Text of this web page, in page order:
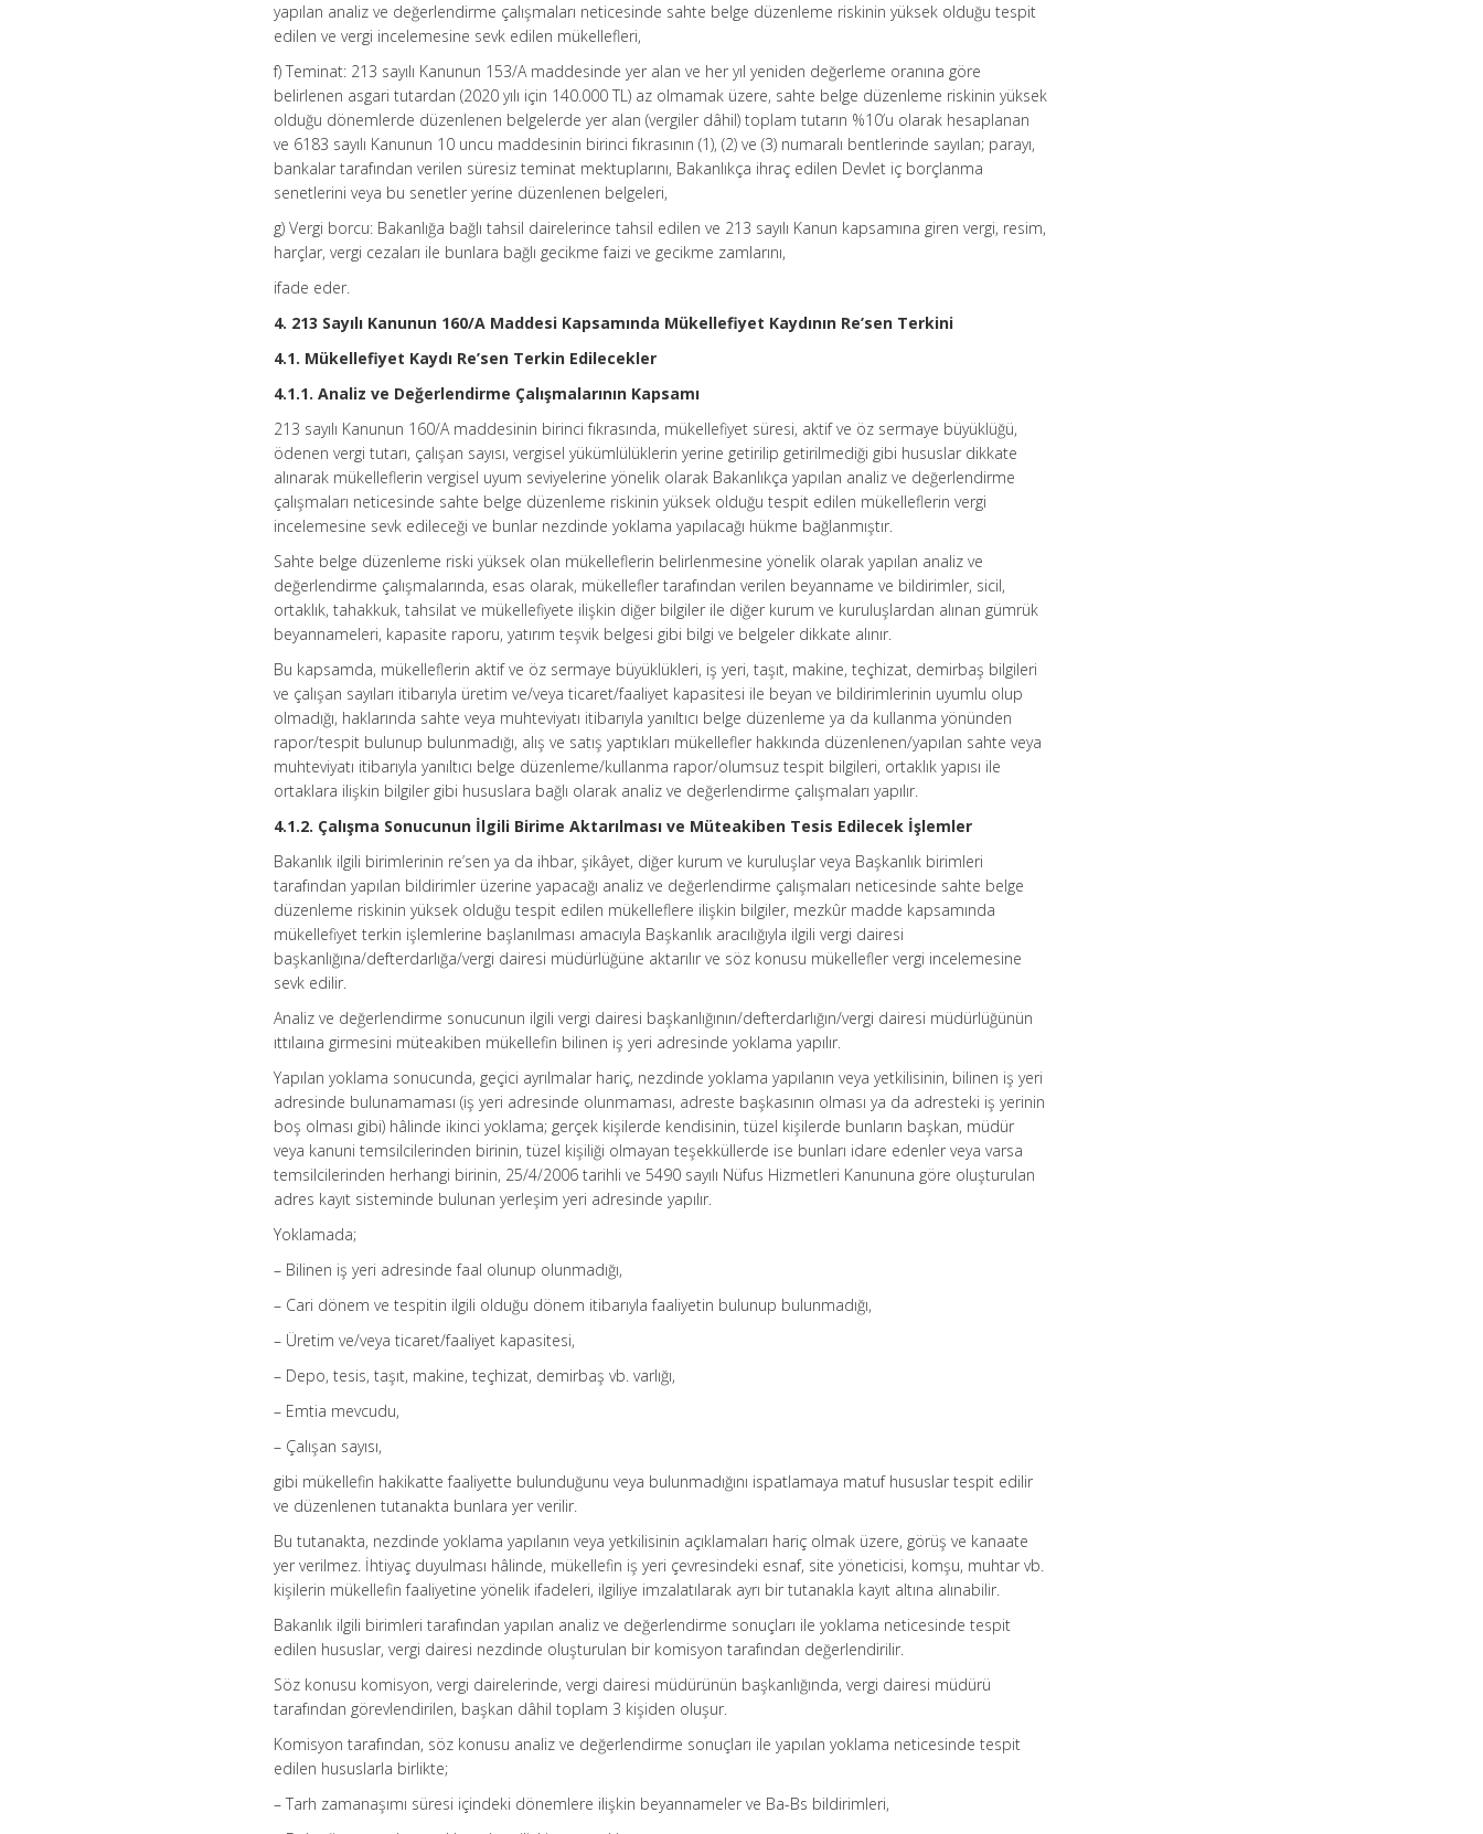
yapılan analiz ve değerlendirme çalışmaları neticesinde sahte belge düzenleme riskinin yüksek olduğu tespit
edilen ve vergi incelemesine sevk edilen mükellefleri,
f) Teminat: 213 sayılı Kanunun 153/A maddesinde yer alan ve her yıl yeniden değerleme oranına göre
belirlenen asgari tutardan (2020 yılı için 140.000 TL) az olmamak üzere, sahte belge düzenleme riskinin yüksek
olduğu dönemlerde düzenlenen belgelerde yer alan (vergiler dâhil) toplam tutarın %10’u olarak hesaplanan
ve 6183 sayılı Kanunun 10 uncu maddesinin birinci fıkrasının (1), (2) ve (3) numaralı bentlerinde sayılan; parayı,
bankalar tarafından verilen süresiz teminat mektuplarını, Bakanlıkça ihraç edilen Devlet iç borçlanma
senetlerini veya bu senetler yerine düzenlenen belgeleri,
g) Vergi borcu: Bakanlığa bağlı tahsil dairelerince tahsil edilen ve 213 sayılı Kanun kapsamına giren vergi, resim,
harçlar, vergi cezaları ile bunlara bağlı gecikme faizi ve gecikme zamlarını,
ifade eder.
4. 213 Sayılı Kanunun 160/A Maddesi Kapsamında Mükellefiyet Kaydının Re’sen Terkini
4.1. Mükellefiyet Kaydı Re’sen Terkin Edilecekler
4.1.1. Analiz ve Değerlendirme Çalışmalarının Kapsamı
213 sayılı Kanunun 160/A maddesinin birinci fıkrasında, mükellefiyet süresi, aktif ve öz sermaye büyüklüğü,
ödenen vergi tutarı, çalışan sayısı, vergisel yükümlülüklerin yerine getirilip getirilmediği gibi hususlar dikkate
alınarak mükelleflerin vergisel uyum seviyelerine yönelik olarak Bakanlıkça yapılan analiz ve değerlendirme
çalışmaları neticesinde sahte belge düzenleme riskinin yüksek olduğu tespit edilen mükelleflerin vergi
incelemesine sevk edileceği ve bunlar nezdinde yoklama yapılacağı hükme bağlanmıştır.
Sahte belge düzenleme riski yüksek olan mükelleflerin belirlenmesine yönelik olarak yapılan analiz ve
değerlendirme çalışmalarında, esas olarak, mükellefler tarafından verilen beyanname ve bildirimler, sicil,
ortaklık, tahakkuk, tahsilat ve mükellefiyete ilişkin diğer bilgiler ile diğer kurum ve kuruluşlardan alınan gümrük
beyannameleri, kapasite raporu, yatırım teşvik belgesi gibi bilgi ve belgeler dikkate alınır.
Bu kapsamda, mükelleflerin aktif ve öz sermaye büyüklükleri, iş yeri, taşıt, makine, teçhizat, demirbaş bilgileri
ve çalışan sayıları itibarıyla üretim ve/veya ticaret/faaliyet kapasitesi ile beyan ve bildirimlerinin uyumlu olup
olmadığı, haklarında sahte veya muhteviyatı itibarıyla yanıltıcı belge düzenleme ya da kullanma yönünden
rapor/tespit bulunup bulunmadığı, alış ve satış yaptıkları mükellefler hakkında düzenlenen/yapılan sahte veya
muhteviyatı itibarıyla yanıltıcı belge düzenleme/kullanma rapor/olumsuz tespit bilgileri, ortaklık yapısı ile
ortaklara ilişkin bilgiler gibi hususlara bağlı olarak analiz ve değerlendirme çalışmaları yapılır.
4.1.2. Çalışma Sonucunun İlgili Birime Aktarılması ve Müteakiben Tesis Edilecek İşlemler
Bakanlık ilgili birimlerinin re’sen ya da ihbar, şikâyet, diğer kurum ve kuruluşlar veya Başkanlık birimleri
tarafından yapılan bildirimler üzerine yapacağı analiz ve değerlendirme çalışmaları neticesinde sahte belge
düzenleme riskinin yüksek olduğu tespit edilen mükelleflere ilişkin bilgiler, mezkûr madde kapsamında
mükellefiyet terkin işlemlerine başlanılması amacıyla Başkanlık aracılığıyla ilgili vergi dairesi
başkanlığına/defterdarlığa/vergi dairesi müdürlüğüne aktarılır ve söz konusu mükellefler vergi incelemesine
sevk edilir.
Analiz ve değerlendirme sonucunun ilgili vergi dairesi başkanlığının/defterdarlığın/vergi dairesi müdürlüğünün
ıttılaına girmesini müteakiben mükellefin bilinen iş yeri adresinde yoklama yapılır.
Yapılan yoklama sonucunda, geçici ayrılmalar hariç, nezdinde yoklama yapılanın veya yetkilisinin, bilinen iş yeri
adresinde bulunamaması (iş yeri adresinde olunmaması, adreste başkasının olması ya da adresteki iş yerinin
boş olması gibi) hâlinde ikinci yoklama; gerçek kişilerde kendisinin, tüzel kişilerde bunların başkan, müdür
veya kanuni temsilcilerinden birinin, tüzel kişiliği olmayan teşekküllerde ise bunları idare edenler veya varsa
temsilcilerinden herhangi birinin, 25/4/2006 tarihli ve 5490 sayılı Nüfus Hizmetleri Kanununa göre oluşturulan
adres kayıt sisteminde bulunan yerleşim yeri adresinde yapılır.
Yoklamada;
– Bilinen iş yeri adresinde faal olunup olunmadığı,
– Cari dönem ve tespitin ilgili olduğu dönem itibarıyla faaliyetin bulunup bulunmadığı,
– Üretim ve/veya ticaret/faaliyet kapasitesi,
– Depo, tesis, taşıt, makine, teçhizat, demirbaş vb. varlığı,
– Emtia mevcudu,
– Çalışan sayısı,
gibi mükellefin hakikatte faaliyette bulunduğunu veya bulunmadığını ispatlamaya matuf hususlar tespit edilir
ve düzenlenen tutanakta bunlara yer verilir.
Bu tutanakta, nezdinde yoklama yapılanın veya yetkilisinin açıklamaları hariç olmak üzere, görüş ve kanaate
yer verilmez. İhtiyaç duyulması hâlinde, mükellefin iş yeri çevresindeki esnaf, site yöneticisi, komşu, muhtar vb.
kişilerin mükellefin faaliyetine yönelik ifadeleri, ilgiliye imzalatılarak ayrı bir tutanakla kayıt altına alınabilir.
Bakanlık ilgili birimleri tarafından yapılan analiz ve değerlendirme sonuçları ile yoklama neticesinde tespit
edilen hususlar, vergi dairesi nezdinde oluşturulan bir komisyon tarafından değerlendirilir.
Söz konusu komisyon, vergi dairelerinde, vergi dairesi müdürünün başkanlığında, vergi dairesi müdürü
tarafından görevlendirilen, başkan dâhil toplam 3 kişiden oluşur.
Komisyon tarafından, söz konusu analiz ve değerlendirme sonuçları ile yapılan yoklama neticesinde tespit
edilen hususlarla birlikte;
– Tarh zamanaşımı süresi içindeki dönemlere ilişkin beyannameler ve Ba-Bs bildirimleri,